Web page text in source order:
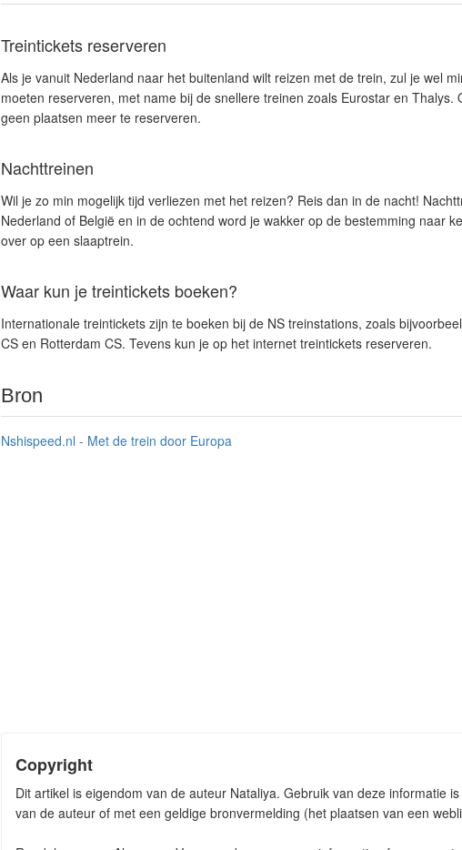
Treintickets reserveren
Als je vanuit Nederland naar het buitenland wilt reizen met de trein, zul je wel
moeten reserveren, met name bij de snellere treinen zoals Eurostar en Thalys.
geen plaatsen meer te reserveren.
Nachttreinen
Wil je zo min mogelijk tijd verliezen met het reizen? Reis dan in de nacht!
Nederland of België en in de ochtend word je wakker op de bestemming naar
over op een slaaptrein.
Waar kun je treintickets boeken?
Internationale treintickets zijn te boeken bij de NS treinstations, zoals
CS en Rotterdam CS. Tevens kun je op het internet treintickets reserveren.
Bron
Nshispeed.nl - Met de trein door Europa
Copyright
Dit artikel is eigendom van de auteur Nataliya. Gebruik van deze informatie
van de auteur of met een geldige bronvermelding (het plaatsen van een